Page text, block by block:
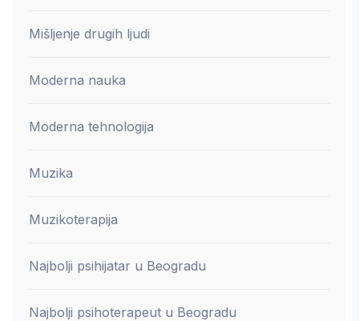
Mišljenje drugih ljudi
Moderna nauka
Moderna tehnologija
Muzika
Muzikoterapija
Najbolji psihijatar u Beogradu
Najbolji psihoterapeut u Beogradu